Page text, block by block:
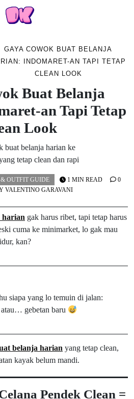
GAYA COWOK BUAT BELANJA
INDOMARET-AN TAPI TETAP
CLEAN LOOK
Buat Belanja
an Tapi Tetap
Look
buat belanja harian ke
tetap clean dan rapi
OUTFIT GUIDE
VALENTINO GARAVANI
1 MIN READ
0
harian gak harus ribet, tapi tetap harus
cuma ke minimarket, lo gak mau
kan?
siapa yang lo temuin di jalan:
atau… gebetan baru
belanja harian yang tetap clean,
kayak belum mandi.
Pendek Clean =